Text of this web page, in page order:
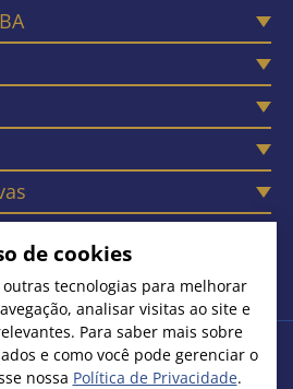
Todos os Direitos Reservados
Bens, Serviços e Turismo do Estado
de cookies
outras tecnologias para melhorar
analisar visitas ao site e
Para saber mais sobre
e como você pode gerenciar o
nossa Política de Privacidade.